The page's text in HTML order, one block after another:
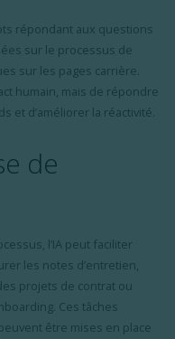
répondant aux questions
sur le processus de
sur les pages carrière.
humain, mais de répondre
et d’améliorer la réactivité.
de
l’IA peut faciliter
les notes d’entretien,
projets de contrat ou
Ces tâches
être mises en place